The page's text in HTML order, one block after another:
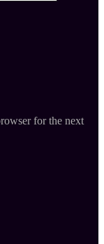
for the next